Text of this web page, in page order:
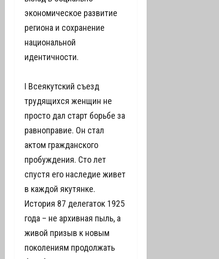
экономическое развитие
региона и сохранение
национальной
идентичности.
I Всеякутский съезд
трудящихся женщин не
просто дал старт борьбе за
равноправие. Он стал
актом гражданского
пробуждения. Сто лет
спустя его наследие живет
в каждой якутянке.
История 87 делегаток 1925
года – не архивная пыль, а
живой призыв к новым
поколениям продолжать